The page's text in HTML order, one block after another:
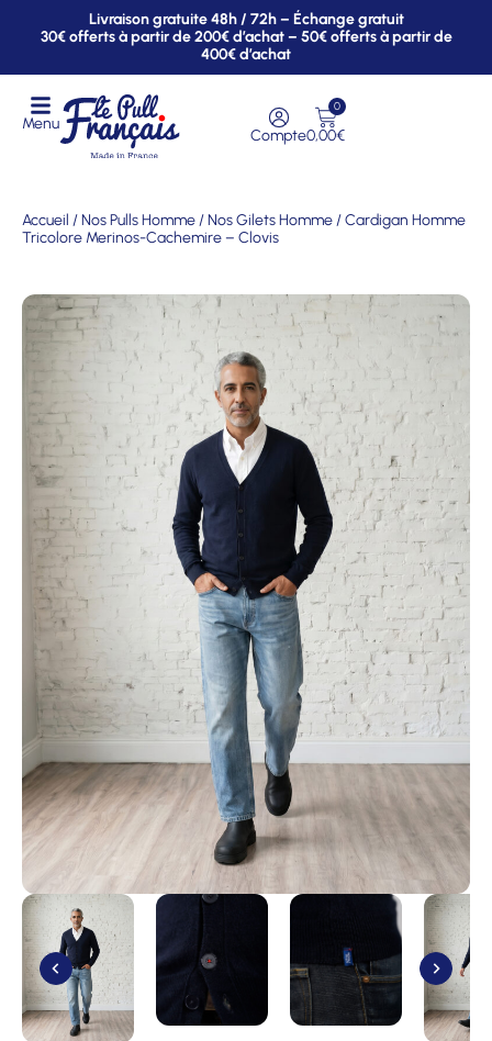
Livraison gratuite 48h / 72h – Échange gratuit
30€ offerts à partir de 200€ d’achat – 50€ offerts à partir de
400€ d’achat
Menu
Compte0,00€
0
Accueil /Nos Pulls Homme /Nos Gilets Homme / Cardigan Homme
Tricolore Merinos-Cachemire – Clovis